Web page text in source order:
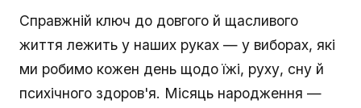
Справжній ключ до довгого й щасливого
життя лежить у наших руках — у виборах, які
ми робимо кожен день щодо їжі, руху, сну й
психічного здоров'я. Місяць народження —